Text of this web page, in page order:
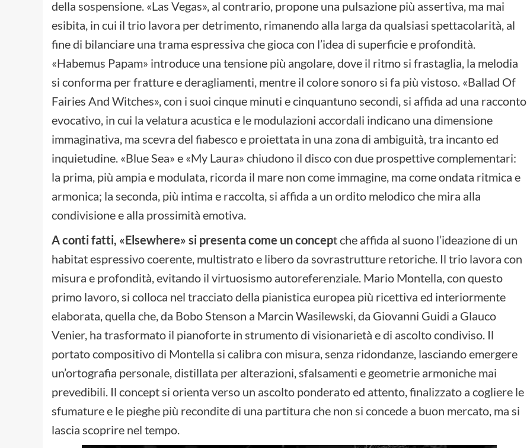
della sospensione. «Las Vegas», al contrario, propone una pulsazione più assertiva, ma mai
esibita, in cui il trio lavora per detrimento, rimanendo alla larga da qualsiasi spettacolarità, al
fine di bilanciare una trama espressiva che gioca con l’idea di superficie e profondità.
«Habemus Papam» introduce una tensione più angolare, dove il ritmo si frastaglia, la melodia
si conforma per fratture e deragliamenti, mentre il colore sonoro si fa più vistoso. «Ballad Of
Fairies And Witches», con i suoi cinque minuti e cinquantuno secondi, si affida ad una racconto
evocativo, in cui la velatura acustica e le modulazioni accordali indicano una dimensione
immaginativa, ma scevra del fiabesco e proiettata in una zona di ambiguità, tra incanto ed
inquietudine. «Blue Sea» e «My Laura» chiudono il disco con due prospettive complementari:
la prima, più ampia e modulata, ricorda il mare non come immagine, ma come ondata ritmica e
armonica; la seconda, più intima e raccolta, si affida a un ordito melodico che mira alla
condivisione e alla prossimità emotiva.
A conti fatti, «Elsewhere» si presenta come un concept che affida al suono l’ideazione di un
habitat espressivo coerente, multistrato e libero da sovrastrutture retoriche. Il trio lavora con
misura e profondità, evitando il virtuosismo autoreferenziale. Mario Montella, con questo
primo lavoro, si colloca nel tracciato della pianistica europea più ricettiva ed interiormente
elaborata, quella che, da Bobo Stenson a Marcin Wasilewski, da Giovanni Guidi a Glauco
Venier, ha trasformato il pianoforte in strumento di visionarietà e di ascolto condiviso. Il
portato compositivo di Montella si calibra con misura, senza ridondanze, lasciando emergere
un’ortografia personale, distillata per alterazioni, sfalsamenti e geometrie armoniche mai
prevedibili. Il concept si orienta verso un ascolto ponderato ed attento, finalizzato a cogliere le
sfumature e le pieghe più recondite di una partitura che non si concede a buon mercato, ma si
lascia scoprire nel tempo.